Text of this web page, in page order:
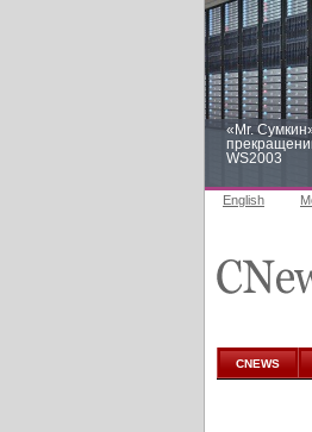
«Mr.
WS2003
аналитике
English
CNEWS